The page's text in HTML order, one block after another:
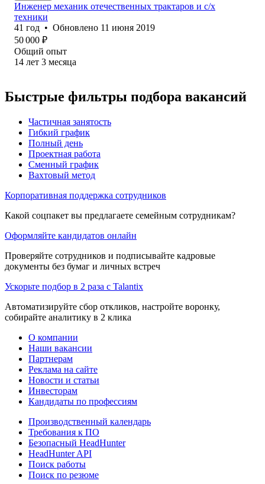
Инженер механик отечественных трактаров и с/х
техники
41 год • Обновлено 11 июня 2019
50 000 ₽
Общий опыт
14 лет 3 месяца
Быстрые фильтры подбора вакансий
Частичная занятость
Гибкий график
Полный день
Проектная работа
Сменный график
Вахтовый метод
Корпоративная поддержка сотрудников
Какой соцпакет вы предлагаете семейным сотрудникам?
Оформляйте кандидатов онлайн
Проверяйте сотрудников и подписывайте кадровые
документы без бумаг и личных встреч
Ускорьте подбор в 2 раза с Talantix
Автоматизируйте сбор откликов, настройте воронку,
собирайте аналитику в 2 клика
О компании
Наши вакансии
Партнерам
Реклама на сайте
Новости и статьи
Инвесторам
Кандидаты по профессиям
Производственный календарь
Требования к ПО
Безопасный HeadHunter
HeadHunter API
Поиск работы
Поиск по резюме